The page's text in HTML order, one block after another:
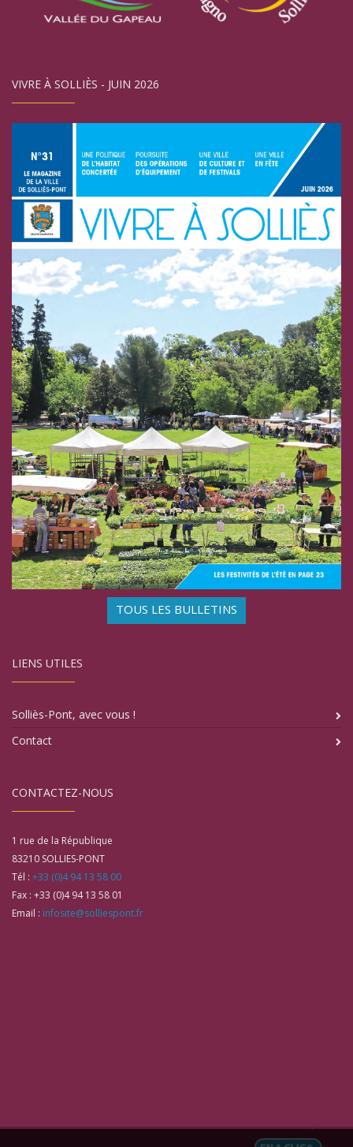
VIVRE À SOLLIÈS - JUIN 2026
TOUS LES BULLETINS
LIENS UTILES
Solliès-Pont, avec vous !
Contact
CONTACTEZ-NOUS
1 rue de la République
83210 SOLLIES-PONT
Tél : +33 (0)4 94 13 58 00
Fax : +33 (0)4 94 13 58 01
Email : infosite@solliespont.fr